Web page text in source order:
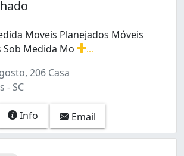
Moveis Planejados Móveis
Sob Medida Mo
206 Casa
- SC
Info Email